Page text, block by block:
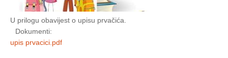
U prilogu obavijest o upisu prvačića.
Dokumenti:
upis prvacici.pdf